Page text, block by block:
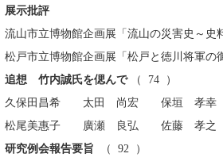
展示批評
流山市立博物館企画展「流山の災害史～
松戸市立博物館企画展「松戸と徳川将軍
追想 竹内誠氏を偲んで
（ 74 ）
久保田昌希 太田 尚宏 保垣 孝
松尾美惠子 廣瀬 良弘 佐藤 孝
研究例会報告要旨
（ 92 ）